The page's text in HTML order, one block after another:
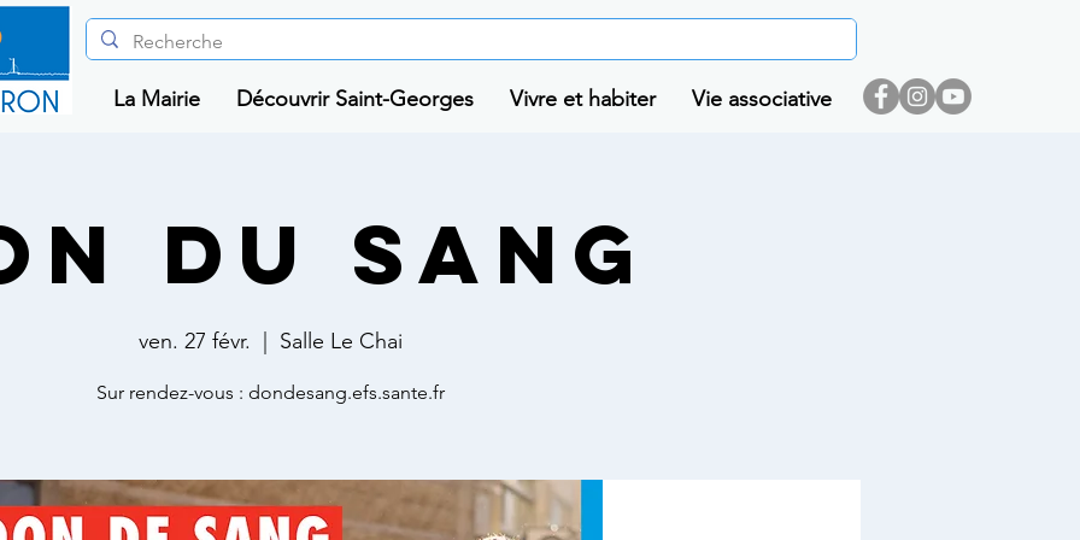
La Mairie Découvrir Saint-Georges Vivre et habiter Vie associative
du sang
ven. 27 févr. Salle Le Chai
Sur rendez-vous : dondesang.efs.sante.fr